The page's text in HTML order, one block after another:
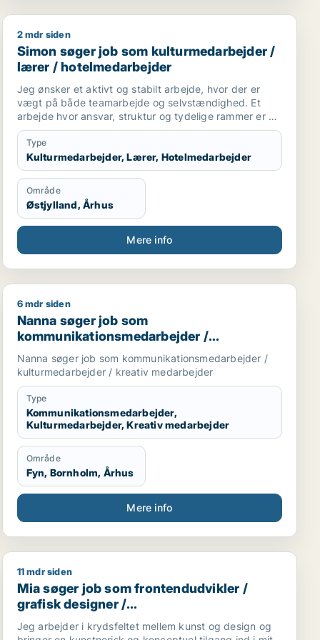
datastrukturer og mediestandarder samt overvåge
informationsstyring, herunder gennemgang af
kontrakter, analyse af ophavsretsregistreringer og
håndhævelsesstrategier.
Simon søger job som kulturmedarbejder / lærer /
2 mdr siden
Simon søger job som kulturmedarbejder /
lærer / hotelmedarbejder
Jeg ønsker et aktivt og stabilt arbejde, hvor der er
vægt på både teamarbejde og selvstændighed. Et
arbejde hvor ansvar, struktur og tydelige rammer er en
naturlig del af hverdagen, og hvor jeg kan bidrage til,
at andre får en tryg og god oplevelse.
Jeg trives godt i roller, hvor man skal møde
velforberedt, følge aftaler og tage ansvar for sine
opgaver. Samtidig sætter jeg pris på et godt kollegialt
fællesskab og en arbejdsplads, hvor samarbejde,
respekt og ordentlighed vægtes højt.
Type
Kulturmedarbejder, Lærer, Hotelmedarbejder
Område
Østjylland, Århus
Mere info
Nanna søger job som kommunikationsmedarbejder /
6 mdr siden
Nanna søger job som
kommunikationsmedarbejder /
kulturmedarbejder / kreativ medarbejder
Nanna søger job som kommunikationsmedarbejder /
kulturmedarbejder / kreativ medarbejder
Type
Kommunikationsmedarbejder,
Kulturmedarbejder, Kreativ medarbejder
Område
Fyn, Bornholm, Århus
Mere info
/ kommunikationschef
/ marketingmedarbejder / kulturmedarbejder /
Mia søger job som frontendudvikler / grafisk
11 mdr siden
Mia søger job som frontendudvikler /
grafisk designer /
kommunikationsmedarbejder / kreativ
medarbejder
Jeg arbejder i krydsfeltet mellem kunst og design og